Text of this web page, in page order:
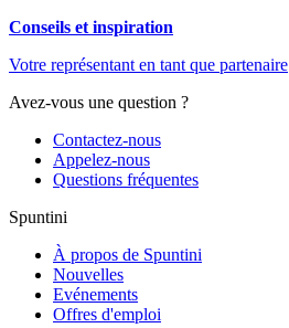
Conseils et inspiration
Votre représentant en tant que partenaire
Avez-vous une question ?
Contactez-nous
Appelez-nous
Questions fréquentes
Spuntini
À propos de Spuntini
Nouvelles
Evénements
Offres d'emploi